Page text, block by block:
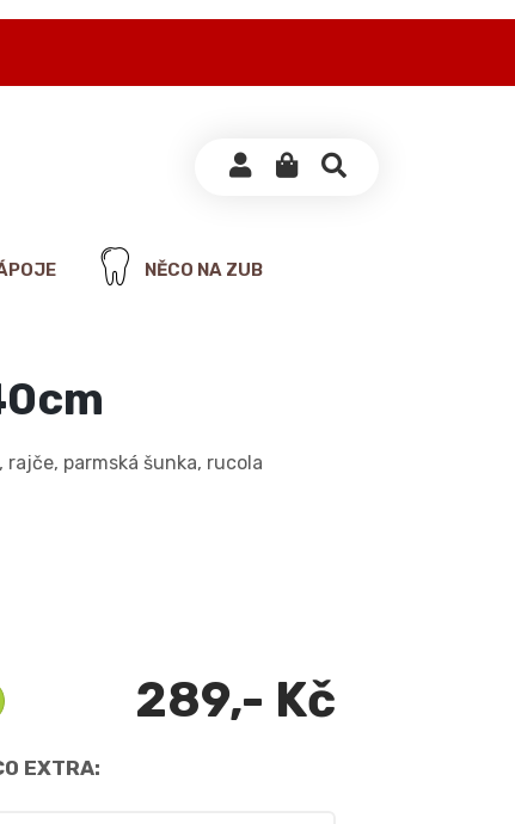
NĚCO NA ZUB
parmská šunka, rucola
289,- Kč
EXTRA: